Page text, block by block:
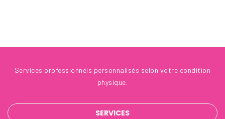
Services professionnels personnalisés selon votre condition
physique.
SERVICES